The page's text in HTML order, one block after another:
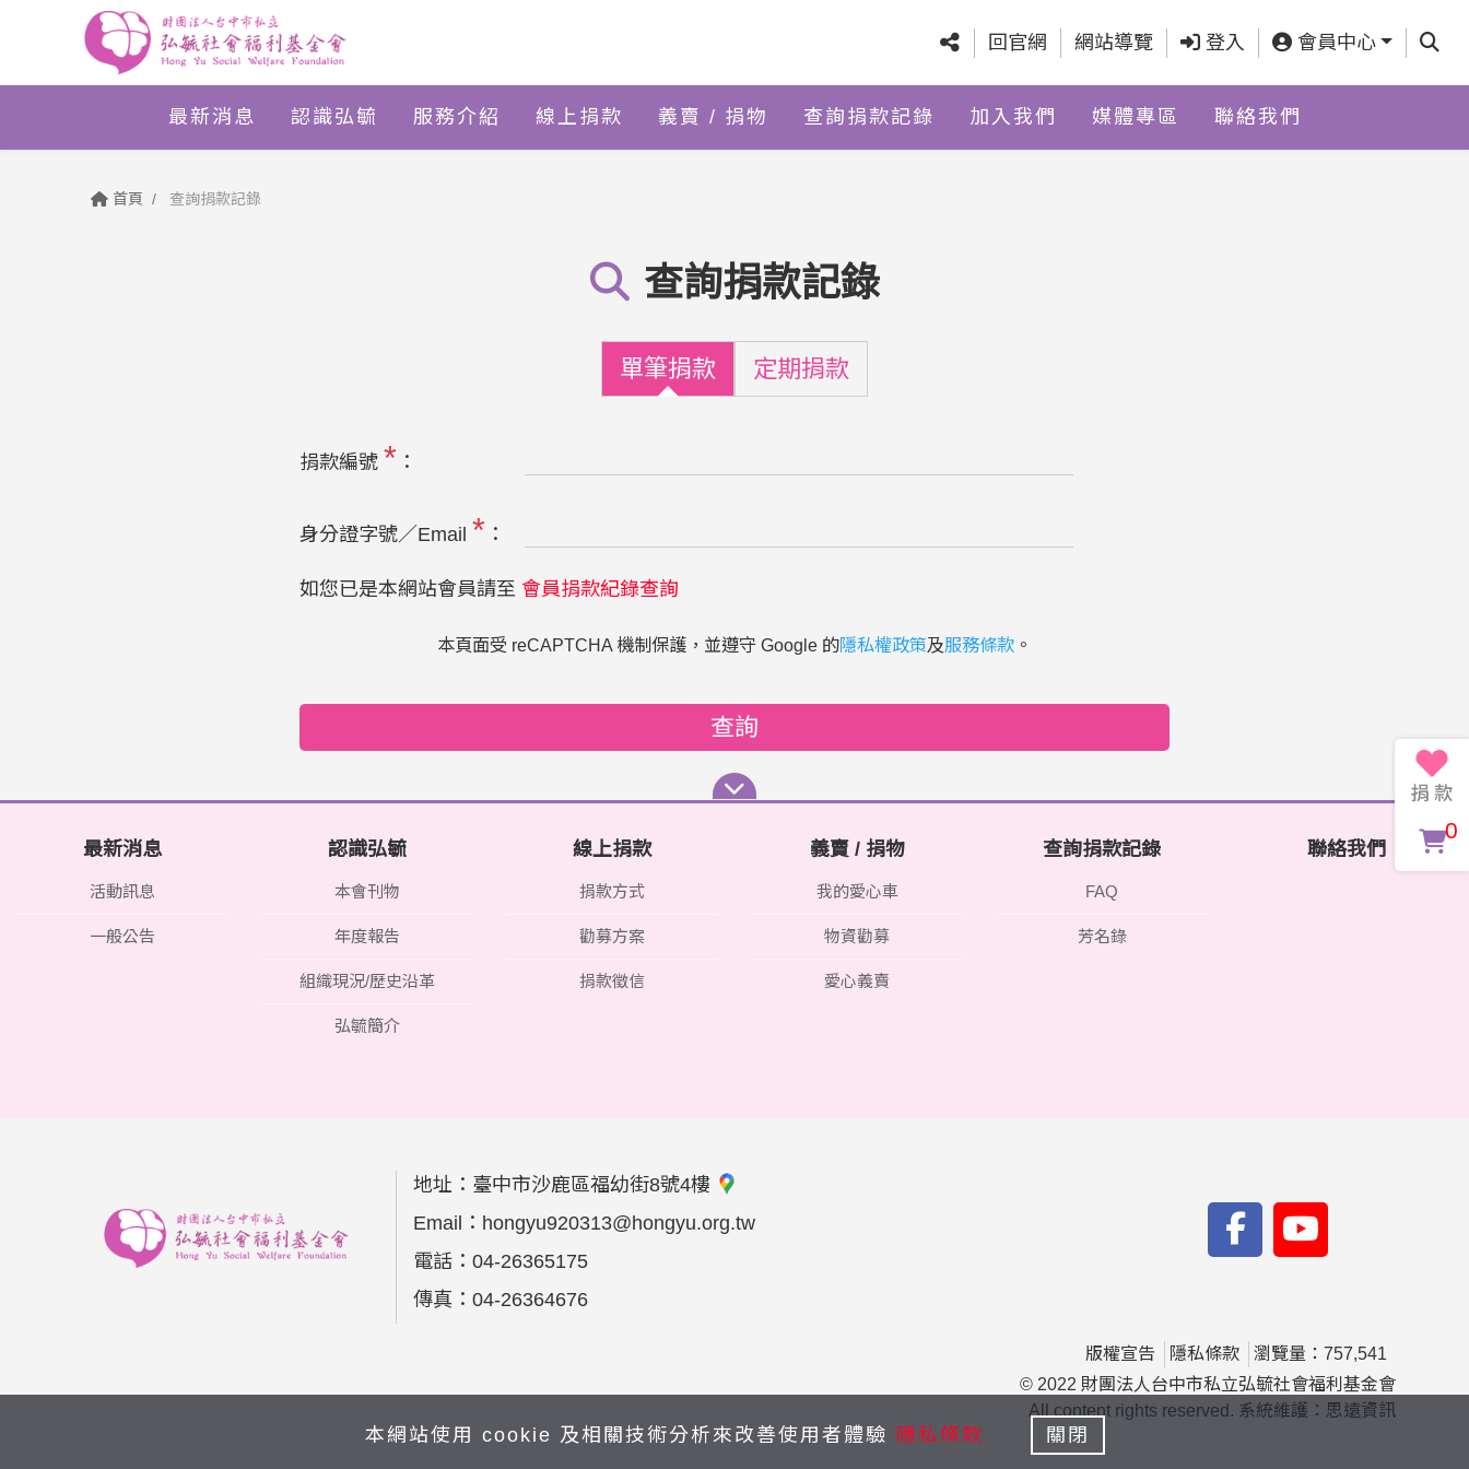
回官網 網站導覽 登入 會員中心 查詢
最新消息 認識弘毓 服務介紹 線上捐款 義賣 / 捐物 查詢捐款記錄 加入我們 媒體專區 聯絡我們
首頁 查詢捐款記錄
查詢捐款記錄
單筆捐款 定期捐款
捐款編號 * ：
身分證字號／Email * ：
如您已是本網站會員請至 會員捐款紀錄查詢
本頁面受 reCAPTCHA 機制保護，並遵守 Google 的隱私權政策及服務條款 。
查詢
最新消息
活動訊息
一般公告
認識弘毓
本會刊物
年度報告
組織現況/歷史沿革
弘毓簡介
線上捐款
捐款方式
勸募方案
捐款徵信
義賣 / 捐物
我的愛心車
物資勸募
愛心義賣
查詢捐款記錄
FAQ
芳名錄
聯絡我們
地址： 臺中市沙鹿區福幼街8號4樓
Email： hongyu920313@hongyu.org.tw
電話： 04-26365175
傳真： 04-26364676
版權宣告 隱私條款
瀏覽量：757,541
© 2022 財團法人台中市私立弘毓社會福利基金會
All content rights reserved. 系統維護：思遠資訊
0
本網站使用 cookie 及相關技術分析來改善使用者體驗 隱私條款 關閉